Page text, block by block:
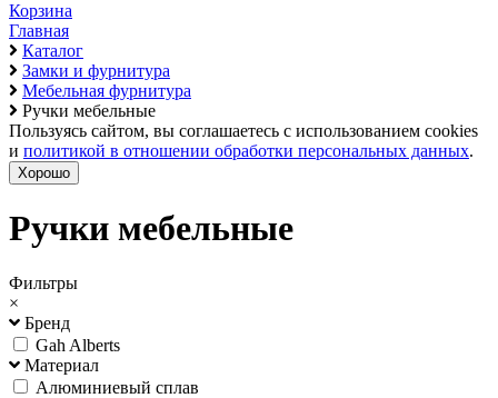
Корзина
Главная
Каталог
Замки и фурнитура
Мебельная фурнитура
Ручки мебельные
Пользуясь сайтом, вы соглашаетесь с использованием cookies
и политикой в отношении обработки персональных данных.
Хорошо
Ручки мебельные
Фильтры
×
Бренд
Gah Alberts
Материал
Алюминиевый сплав